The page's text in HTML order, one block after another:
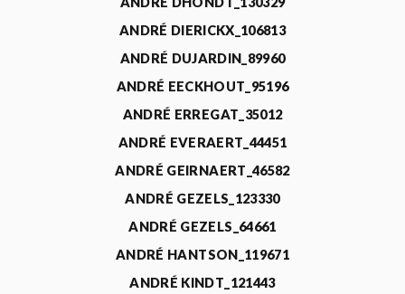
ANDRÉ DIERICKX_106813
ANDRÉ DUJARDIN_89960
ANDRÉ EECKHOUT_95196
ANDRÉ ERREGAT_35012
ANDRÉ EVERAERT_44451
ANDRÉ GEIRNAERT_46582
ANDRÉ GEZELS_123330
ANDRÉ GEZELS_64661
ANDRÉ HANTSON_119671
ANDRÉ KINDT_121443